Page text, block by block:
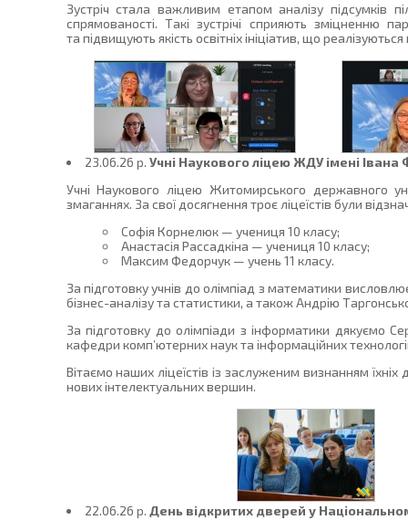
Зустріч стала важливим етапом аналізу підсумків
спрямованості. Такі зустрічі сприяють зміцненню
та підвищують якість освітніх ініціатив, що
23.06.26 p. Учні Наукового ліцею ЖДУ імені
Учні Наукового ліцею Житомирського державного
змаганнях. За свої досягнення троє ліцеїстів були
Софія Корнелюк — учениця 10 класу;
Анастасія Рассадкіна — учениця 10 класу;
Максим Федорчук — учень 11 класу.
За підготовку учнів до олімпіад з математики
бізнес-аналізу та статистики, а також Андрію
За підготовку до олімпіади з інформатики дякуємо
кафедри комп’ютерних наук та інформаційних
Вітаємо наших ліцеїстів із заслуженим визнанням
нових інтелектуальних вершин.
22.06.26 p. День відкритих дверей у